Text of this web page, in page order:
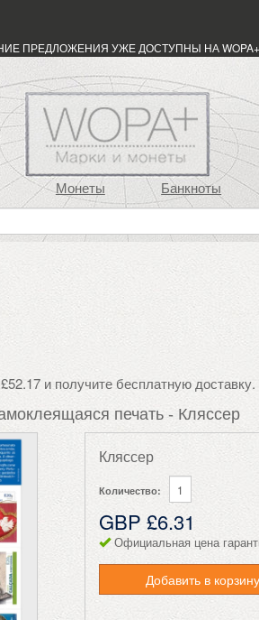
ПРЕДЛОЖЕНИЯ УЖЕ ДОСТУПНЫ НА WOPA+
Монеты Банкноты
и получите бесплатную доставку.
печать - Кляссер
Кляссер
Количество:
GBP £6.31
Официальная цена
Добавить в корзину